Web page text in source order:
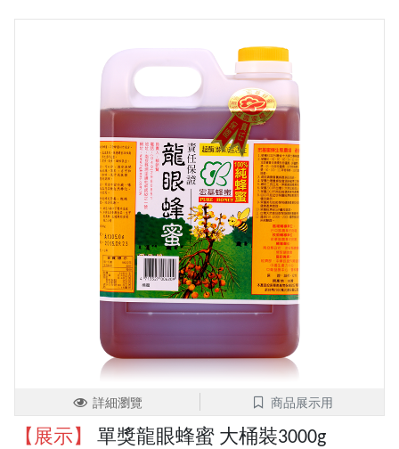
詳細瀏覽 商品展示用
【展示】 單獎龍眼蜂蜜 大桶裝3000g